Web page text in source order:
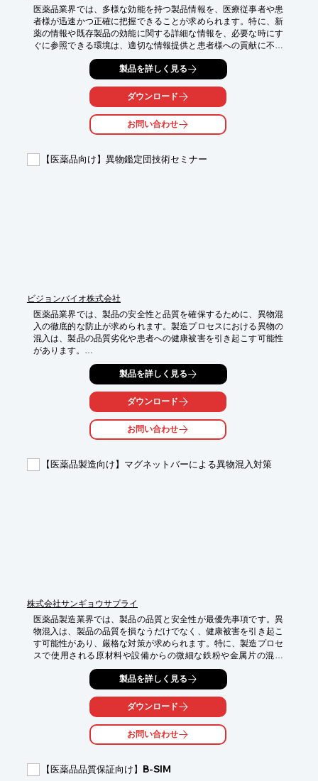
医薬品業界では、多様な効能を持つ製品情報を、医療従事者や患
者様が迅速かつ正確に把握できることが求められます。特に、新
薬の情報や既存製品の効能に関する詳細な情報を、必要な時にす
ぐに参照できる環境は、適切な情報提供と患者様への貢献に不可
欠です。誤った情報や参照に時間がかかることは、治療方針の遅
延や誤解につながる可能性があります。当社の『紙カタログ用イ
ンデックスシール』は、カタログの検索性を高め、効能別の情報
へのアクセスを容易にすることで、これらの課題解決を支援しま
【活用シーン】
・新薬情報と既存薬情報の区別
・特定の疾患や症状に対応する製品の迅速な特定
製品を詳しく見る
ダウンロード
お問い合わせ
【医薬品向け】異物鑑定団技術セミナー
ビジョンバイオ株式会社
医薬品業界では、製品の安全性と品質を確保するために、異物混
入の徹底的な防止が求められます。製造プロセスにおける異物の
混入は、製品の品質劣化や患者への健康被害を引き起こす可能性
があります。
しかし、異物検査の質は担当者の技能と経験に依存しがちであ
り、その向上が課題となっています。
本セミナーは、異物混入クレームの担当者や品質管理・品質保証
に携わる方を対象に、実践的な異物検査の知識と技術を提供しま
【活用シーン】
・医薬品の製造委託先
・異物混入に関するリスク管理担当者
製品を詳しく見る
ダウンロード
お問い合わせ
【医薬品製造向け】マグネットバーによる異物混入対策
株式会社サンギョウサプライ
医薬品製造業界では、製品の品質と安全性が最優先事項です。異
物混入は、製品の品質を損なうだけでなく、健康被害を引き起こ
す可能性があり、厳格な対策が求められます。特に、製造プロセ
スで使用される原材料や設備からの微細な鉄粉や金属片の混入
は、見過ごされがちですが、重大な問題となり得ます。当社のマ
グネットバーは、医薬品製造における異物混入リスクを低減し、
製品の安全性を確保します。
【活用シーン】
*   医薬品製造ライン
*   最終製品検査前
製品を詳しく見る
ダウンロード
お問い合わせ
【医薬品品質保証向け】B-SIM